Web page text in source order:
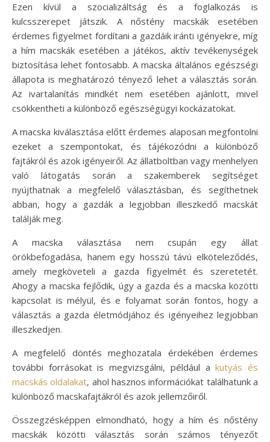
Ezen kívül a szocializáltság és a foglalkozás is
kulcsszerepet játszik. A nőstény macskák esetében
érdemes figyelmet fordítani a gazdáik iránti igényekre, míg
a hím macskák esetében a játékos, aktív tevékenységek
biztosítása lehet fontosabb. A macska általános egészségi
állapota is meghatározó tényező lehet a választás során.
Az ivartalanítás mindkét nem esetében ajánlott, mivel
csökkentheti a különböző egészségügyi kockázatokat.
A macska kiválasztása előtt érdemes alaposan megfontolni
ezeket a szempontokat, és tájékozódni a különböző
fajtákról és azok igényeiről. Az állatboltban vagy menhelyen
való látogatás során a szakemberek segítséget
nyújthatnak a megfelelő választásban, és segíthetnek
abban, hogy a gazdák a legjobban illeszkedő macskát
találják meg.
A macska választása nem csupán egy állat
örökbefogadása, hanem egy hosszú távú elköteleződés,
amely megköveteli a gazda figyelmét és szeretetét.
Ahogy a macska fejlődik, úgy a gazda és a macska közötti
kapcsolat is mélyül, és e folyamat során fontos, hogy a
választás a gazda életmódjához és igényeihez legjobban
illeszkedjen.
A megfelelő döntés meghozatala érdekében érdemes
további forrásokat is megvizsgálni, például akutyás és
macskás oldalakat, ahol hasznos információkat találhatunk a
különböző macskafajtákról és azok jellemzőiről.
Összegzésképpen elmondható, hogy a hím és nőstény
macskák közötti választás során számos tényezőt